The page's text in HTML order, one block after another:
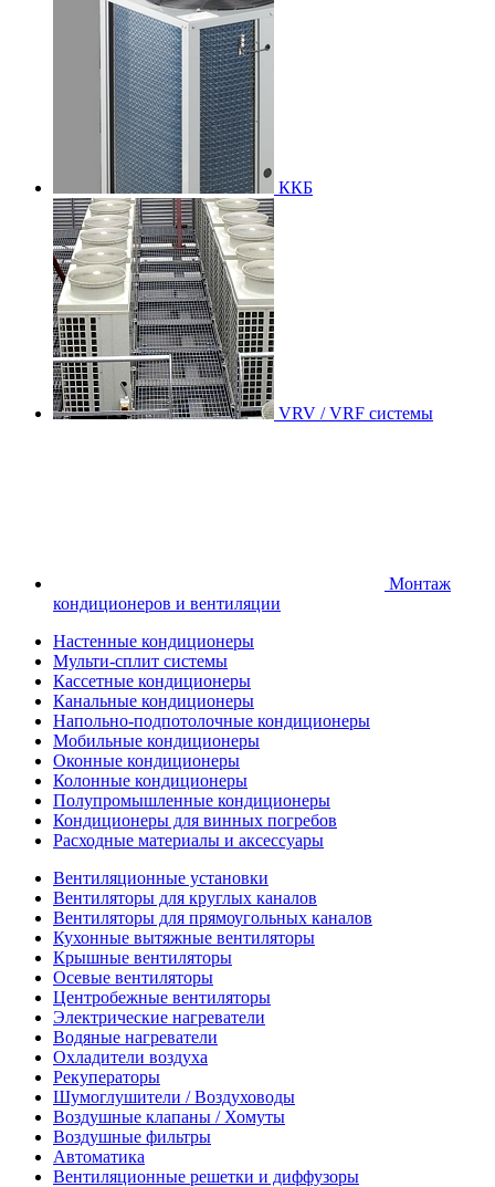
ККБ
VRV / VRF системы
Монтаж
кондиционеров и вентиляции
Настенные кондиционеры
Мульти-сплит системы
Кассетные кондиционеры
Канальные кондиционеры
Напольно-подпотолочные кондиционеры
Мобильные кондиционеры
Оконные кондиционеры
Колонные кондиционеры
Полупромышленные кондиционеры
Кондиционеры для винных погребов
Расходные материалы и аксессуары
Вентиляционные установки
Вентиляторы для круглых каналов
Вентиляторы для прямоугольных каналов
Кухонные вытяжные вентиляторы
Крышные вентиляторы
Осевые вентиляторы
Центробежные вентиляторы
Электрические нагреватели
Водяные нагреватели
Охладители воздуха
Рекуператоры
Шумоглушители / Воздуховоды
Воздушные клапаны / Хомуты
Воздушные фильтры
Автоматика
Вентиляционные решетки и диффузоры